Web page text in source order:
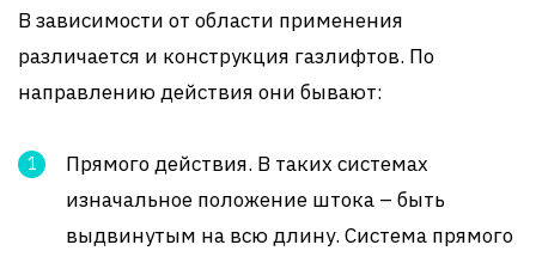
В зависимости от области применения
различается и конструкция газлифтов. По
направлению действия они бывают:
Прямого действия. В таких системах
изначальное положение штока – быть
выдвинутым на всю длину. Система прямого